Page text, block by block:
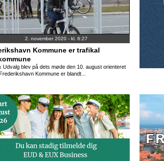
2. november 2020 - kl. 6:27
Kommune er trafikal
Udvalg blev på dets møde den 10. august orienteret
Kommune er blandt...